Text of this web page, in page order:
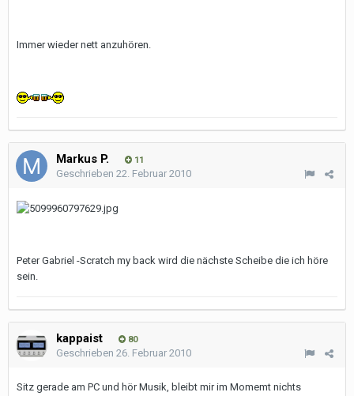
Immer wieder nett anzuhören.
Markus P. 11
Geschrieben 22. Februar 2010
Peter Gabriel -Scratch my back wird die nächste Scheibe die ich höre
sein.
kappaist 80
Geschrieben 26. Februar 2010
Sitz gerade am PC und hör Musik, bleibt mir im Momemt nichts